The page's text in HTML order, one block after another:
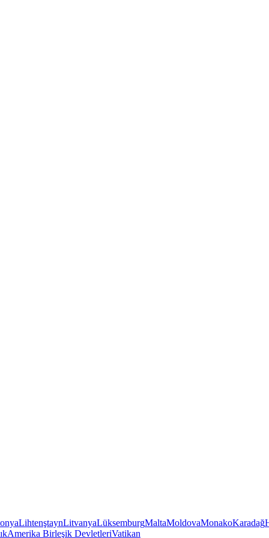
LihtenştaynLitvanyaLüksemburgMaltaMoldovaMonakoKaradağ
Amerika Birleşik DevletleriVatikan